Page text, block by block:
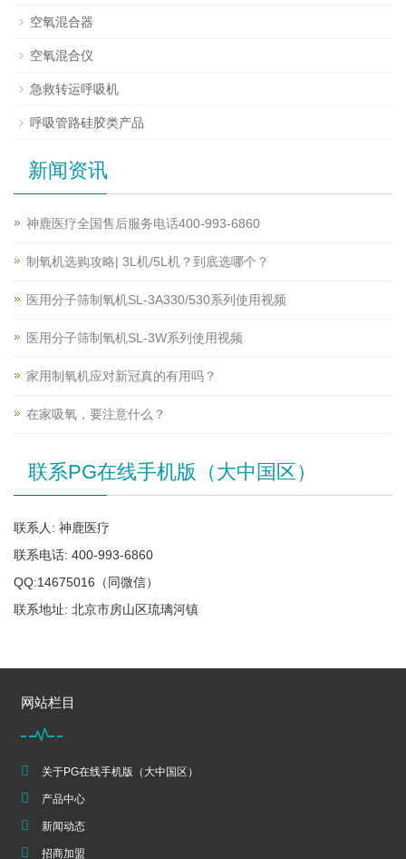
空氧混合器
空氧混合仪
急救转运呼吸机
呼吸管路硅胶类产品
新闻资讯
神鹿医疗全国售后服务电话400-993-6860
制氧机选购攻略| 3L机/5L机？到底选哪个？
医用分子筛制氧机SL-3A330/530系列使用视频
医用分子筛制氧机SL-3W系列使用视频
家用制氧机应对新冠真的有用吗？
在家吸氧，要注意什么？
联系PG在线手机版（大中国区）
联系人: 神鹿医疗
联系电话: 400-993-6860
QQ:14675016（同微信）
联系地址: 北京市房山区琉璃河镇
网站栏目
关于PG在线手机版（大中国区）
产品中心
新闻动态
招商加盟